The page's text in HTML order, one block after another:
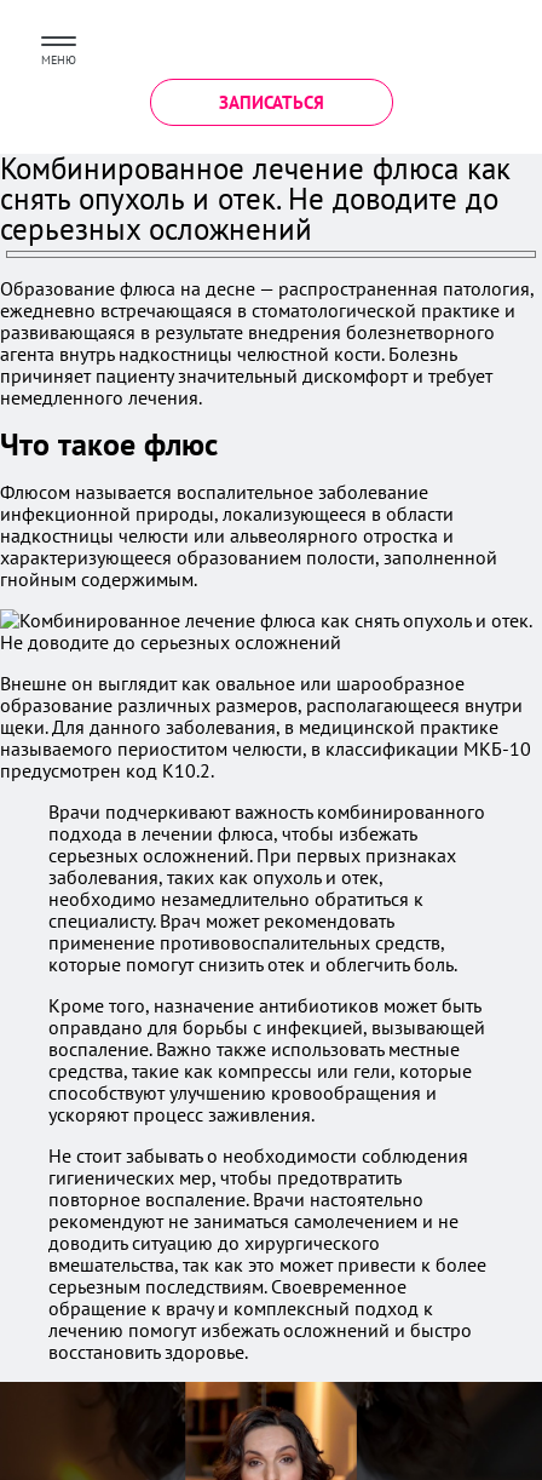
МЕНЮ
ЗАПИСАТЬСЯ
Комбинированное лечение флюса как
снять опухоль и отек. Не доводите до
серьезных осложнений
Образование флюса на десне — распространенная патология,
ежедневно встречающаяся в стоматологической практике и
развивающаяся в результате внедрения болезнетворного
агента внутрь надкостницы челюстной кости. Болезнь
причиняет пациенту значительный дискомфорт и требует
немедленного лечения.
Что такое флюс
Флюсом называется воспалительное заболевание
инфекционной природы, локализующееся в области
надкостницы челюсти или альвеолярного отростка и
характеризующееся образованием полости, заполненной
гнойным содержимым.
Внешне он выглядит как овальное или шарообразное
образование различных размеров, располагающееся внутри
щеки. Для данного заболевания, в медицинской практике
называемого периоститом челюсти, в классификации МКБ-10
предусмотрен код К10.2.
Врачи подчеркивают важность комбинированного
подхода в лечении флюса, чтобы избежать
серьезных осложнений. При первых признаках
заболевания, таких как опухоль и отек,
необходимо незамедлительно обратиться к
специалисту. Врач может рекомендовать
применение противовоспалительных средств,
которые помогут снизить отек и облегчить боль.
Кроме того, назначение антибиотиков может быть
оправдано для борьбы с инфекцией, вызывающей
воспаление. Важно также использовать местные
средства, такие как компрессы или гели, которые
способствуют улучшению кровообращения и
ускоряют процесс заживления.
Не стоит забывать о необходимости соблюдения
гигиенических мер, чтобы предотвратить
повторное воспаление. Врачи настоятельно
рекомендуют не заниматься самолечением и не
доводить ситуацию до хирургического
вмешательства, так как это может привести к более
серьезным последствиям. Своевременное
обращение к врачу и комплексный подход к
лечению помогут избежать осложнений и быстро
восстановить здоровье.